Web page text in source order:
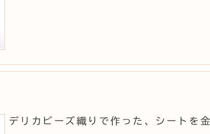
デリカビーズ織りで作った、シートを